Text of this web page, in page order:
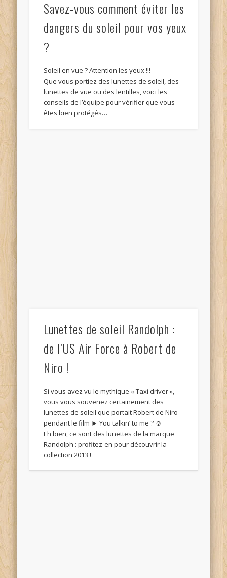
dangers du soleil pour vos yeux
?
Que vous portiez des lunettes de soleil, des
lunettes de vue ou des lentilles, voici les
conseils de l’équipe pour vérifier que vous
êtes bien protégés…
Lunettes de soleil Randolph :
de l’US Air Force à Robert de
Niro !
vous vous souvenez certainement des
lunettes de soleil que portait Robert de Niro
pendant le film ► You talkin’ to me ? ☺
Eh bien, ce sont des lunettes de la marque
Randolph : profitez-en pour découvrir la
collection 2013 !